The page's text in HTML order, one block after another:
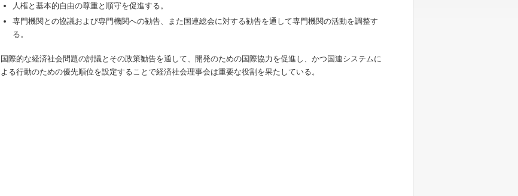
人権と基本的自由の尊重と順守を促進する。
専門機関との協議および専門機関への勧告、また国連総会に対する勧告を通して専門機関の活動を調整す
る。
国際的な経済社会問題の討議とその政策勧告を通して、開発のための国際協力を促進し、かつ国連システムに
よる行動のための優先順位を設定することで経済社会理事会は重要な役割を果たしている。